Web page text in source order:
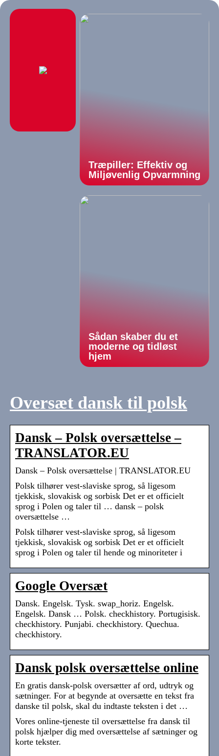
Træpiller: Effektiv og
Miljøvenlig Opvarmning
Sådan skaber du et
moderne og tidløst
hjem
Oversæt dansk til polsk
Dansk – Polsk oversættelse –
TRANSLATOR.EU
Dansk – Polsk oversættelse | TRANSLATOR.EU
Polsk tilhører vest-slaviske sprog, så ligesom
tjekkisk, slovakisk og sorbisk Det er et officielt
sprog i Polen og taler til … dansk – polsk
oversættelse …
Polsk tilhører vest-slaviske sprog, så ligesom
tjekkisk, slovakisk og sorbisk Det er et officielt
sprog i Polen og taler til hende og minoriteter i
Google Oversæt
Dansk. Engelsk. Tysk. swap_horiz. Engelsk.
Engelsk. Dansk … Polsk. checkhistory. Portugisisk.
checkhistory. Punjabi. checkhistory. Quechua.
checkhistory.
Dansk polsk oversættelse online
En gratis dansk-polsk oversætter af ord, udtryk og
sætninger. For at begynde at oversætte en tekst fra
danske til polsk, skal du indtaste teksten i det …
Vores online-tjeneste til oversættelse fra dansk til
polsk hjælper dig med oversættelse af sætninger og
korte tekster.